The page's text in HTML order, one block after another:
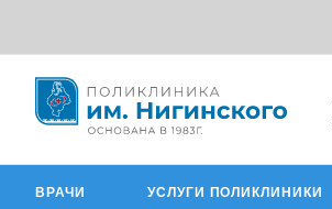
ВРАЧИ УСЛУГИ ПОЛИКЛИНИКИ